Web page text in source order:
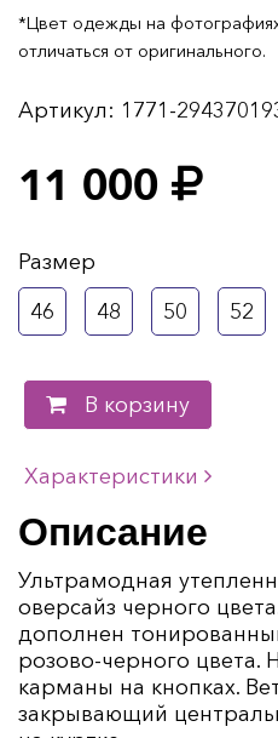
*Цвет одежды на
отличаться от оригинального.
Артикул: 1771-
11 000
Размер
46
48 50 52
В корзину
Характеристики
Описание
Ультрамодная
оверсайз черного
дополнен
розово-черного цвета.
карманы на кнопках.
закрывающий